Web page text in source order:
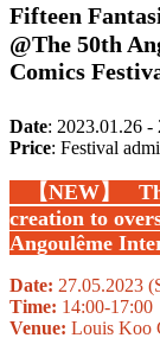
Fifteen
@The 50th
Comics
Date: 2023.01.26 -
Price: Festival
【NEW】
creation to
Angoulême
Date: 27.05.2023
Time: 14:00-17:00
Venue: Louis Koo